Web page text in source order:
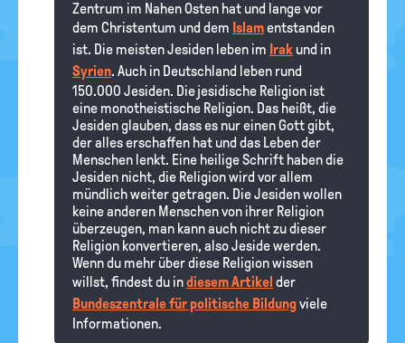
Zentrum im Nahen Osten hat und lange vor
dem Christentum und dem Islamentstanden
ist. Die meisten Jesiden leben im Irak und in
Syrien. Auch in Deutschland leben rund
150.000 Jesiden. Die jesidische Religion ist
eine monotheistische Religion. Das heißt, die
Jesiden glauben, dass es nur einen Gott gibt,
der alles erschaffen hat und das Leben der
Menschen lenkt. Eine heilige Schrift haben die
Jesiden nicht, die Religion wird vor allem
mündlich weiter getragen. Die Jesiden wollen
keine anderen Menschen von ihrer Religion
überzeugen, man kann auch nicht zu dieser
Religion konvertieren, also Jeside werden.
Wenn du mehr über diese Religion wissen
willst, findest du indiesem Artikel der
Bundeszentrale für politische Bildungviele
Informationen.